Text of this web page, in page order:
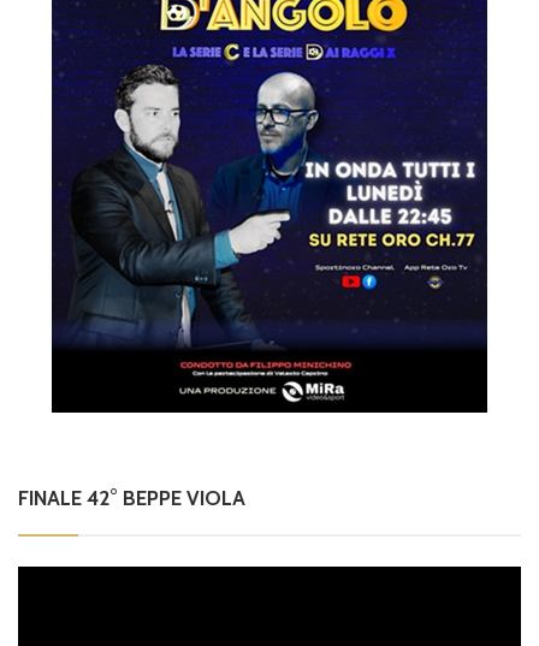
FINALE 42° BEPPE VIOLA